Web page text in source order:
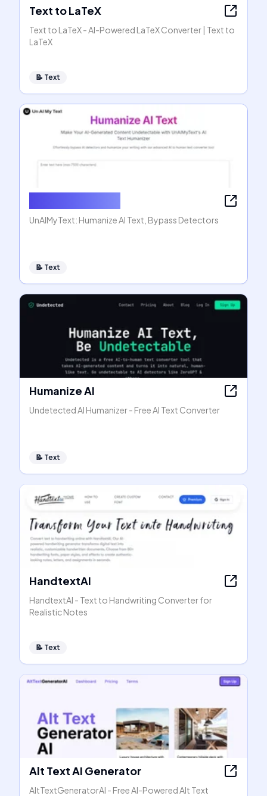
Text to LaTeX
Text to LaTeX - AI-Powered LaTeX Converter | Text to
LaTeX
📝 Text
UnAIMyText: Humanize AI Text, Bypass Detectors
📝 Text
Humanize AI
Undetected AI Humanizer - Free AI Text Converter
📝 Text
HandtextAI
HandtextAI - Text to Handwriting Converter for
Realistic Notes
📝 Text
Alt Text AI Generator
AltTextGeneratorAI - Free AI-Powered Alt Text